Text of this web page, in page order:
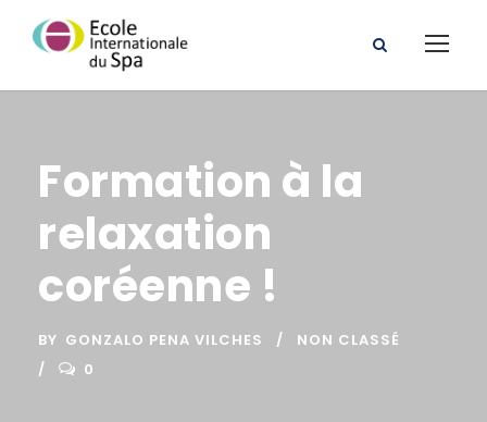
Formation à la
relaxation
coréenne !
BY GONZALO PENA VILCHES
NON CLASSÉ
0